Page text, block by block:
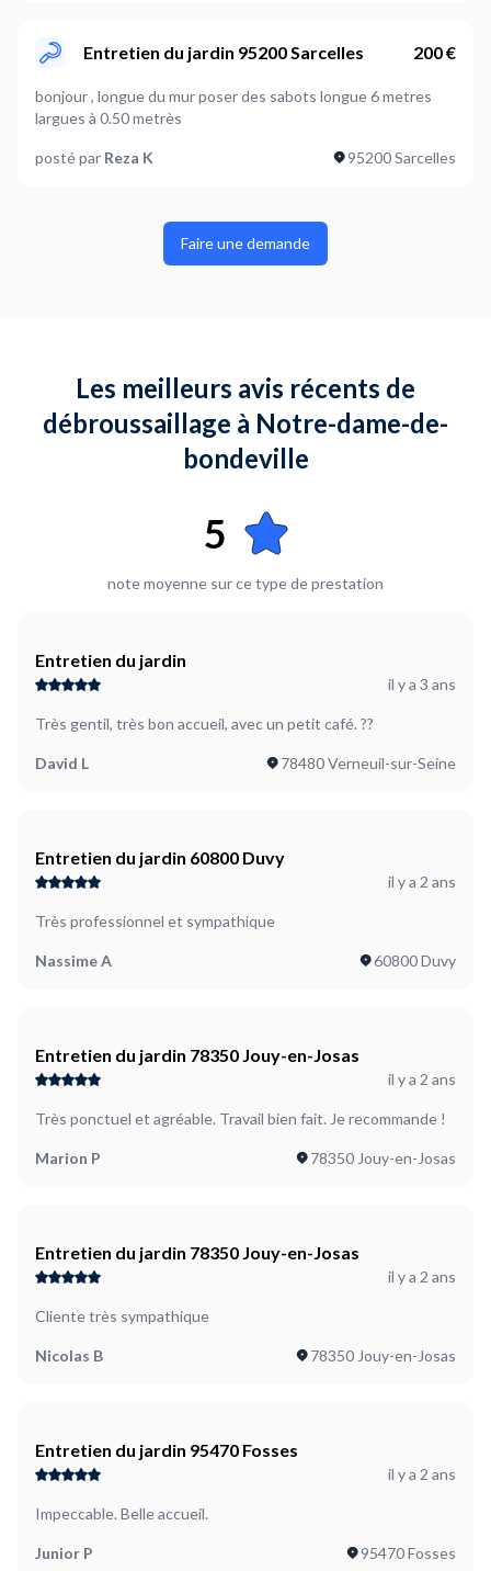
Entretien du jardin 95200 Sarcelles 200 €
bonjour , longue du mur poser des sabots longue 6 metres
largues à 0.50 metrès
posté par Reza K 95200 Sarcelles
Faire une demande
Les meilleurs avis récents de
débroussaillage à Notre-dame-de-
bondeville
5
note moyenne sur ce type de prestation
Entretien du jardin
il y a 3 ans
Très gentil, très bon accueil, avec un petit café. ??
David L 78480 Verneuil-sur-Seine
Entretien du jardin 60800 Duvy
il y a 2 ans
Très professionnel et sympathique
Nassime A 60800 Duvy
Entretien du jardin 78350 Jouy-en-Josas
il y a 2 ans
Très ponctuel et agréable. Travail bien fait. Je recommande !
Marion P 78350 Jouy-en-Josas
Entretien du jardin 78350 Jouy-en-Josas
il y a 2 ans
Cliente très sympathique
Nicolas B 78350 Jouy-en-Josas
Entretien du jardin 95470 Fosses
il y a 2 ans
Impeccable. Belle accueil.
Junior P 95470 Fosses